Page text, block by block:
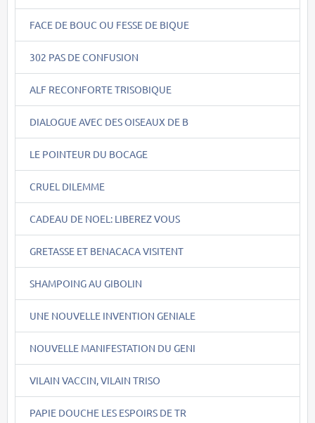
FACE DE BOUC OU FESSE DE BIQUE
302 PAS DE CONFUSION
ALF RECONFORTE TRISOBIQUE
DIALOGUE AVEC DES OISEAUX DE B
LE POINTEUR DU BOCAGE
CRUEL DILEMME
CADEAU DE NOEL: LIBEREZ VOUS
GRETASSE ET BENACACA VISITENT
SHAMPOING AU GIBOLIN
UNE NOUVELLE INVENTION GENIALE
NOUVELLE MANIFESTATION DU GENI
VILAIN VACCIN, VILAIN TRISO
PAPIE DOUCHE LES ESPOIRS DE TR